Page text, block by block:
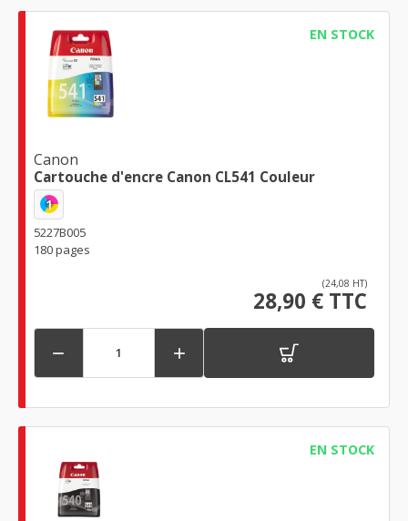
EN STOCK
Canon
Cartouche d'encre Canon CL541 Couleur
1
5227B005
180 pages
(24,08 HT)
28,90 € TTC
 
EN STOCK